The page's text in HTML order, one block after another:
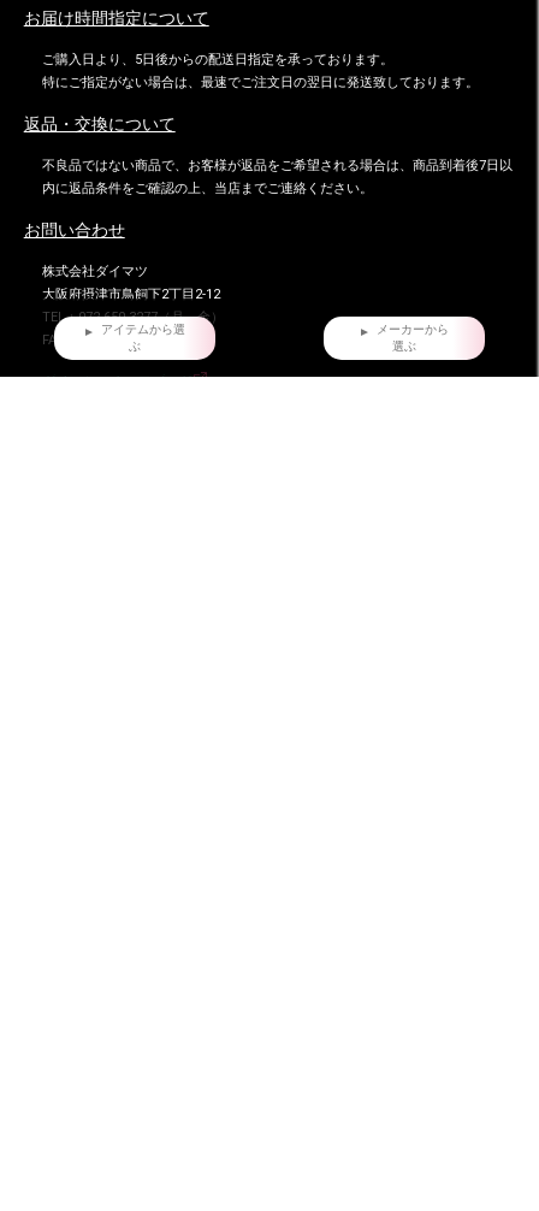
お届け時間指定について
ご購入日より、5日後からの配送日指定を承っております。
特にご指定がない場合は、最速でご注文日の翌日に発送致しております。
返品・交換について
不良品ではない商品で、お客様が返品をご希望される場合は、商品到着後7日以
内に返品条件をご確認の上、当店までご連絡ください。
お問い合わせ
株式会社ダイマツ
大阪府摂津市鳥飼下2丁目2-12
TEL：072-650-3277（月～金）
FAX : 072-653-4885
ダイマツ スタッフブログ
アイテムから選
ぶ
メーカーから
選ぶ